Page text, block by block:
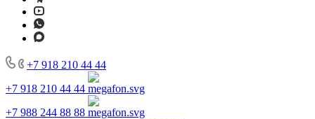
+7 918 210 44 44
+7 918 210 44 44
+7 988 244 88 88